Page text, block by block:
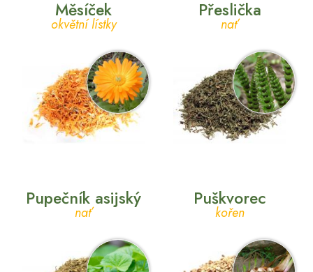
Měsíček
okvětní lístky
Přeslička
nať
Pupečník asijský
nať
Puškvorec
kořen